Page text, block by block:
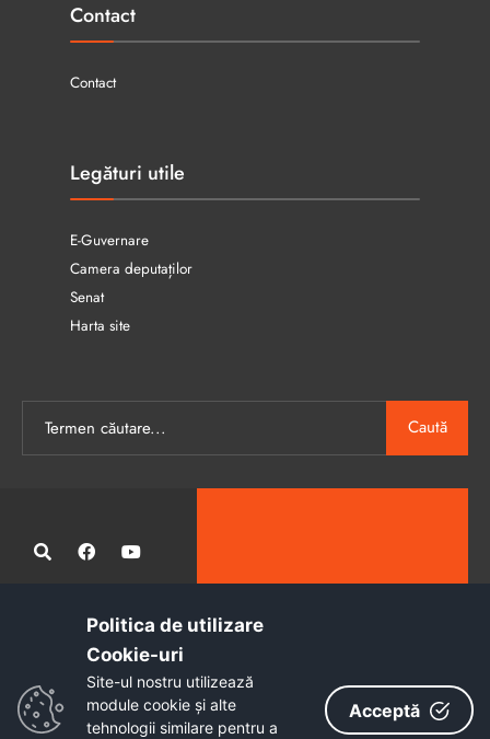
Contact
Contact
Legături utile
E-Guvernare
Camera deputaților
Senat
Harta site
Caută
Administrația publică locală informatizată, calitativă și accesibilă
Copyright © 2026 - Primăria Municipiului Petroșani
Politica de utilizare
Cookie-uri‎
Site-ul nostru utilizează
module cookie și alte
tehnologii similare pentru a
Acceptă